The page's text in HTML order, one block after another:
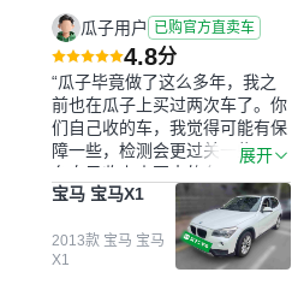
瓜子用户 已购官方直卖车
4.8分
“瓜子毕竟做了这么多年，我之
前也在瓜子上买过两次车了。你
们自己收的车，我觉得可能有保
障一些，检测会更过关一些。平
台自己收上来再卖的车，应该更
可靠。我买的是宝马X1，主要看
中它的价格和公里数比较合适。
另外，瓜子承诺无火烧、无事
故、无泡水、无调表，在平台自
展开
宝马 宝马X1
2013款 宝马 宝马
X1